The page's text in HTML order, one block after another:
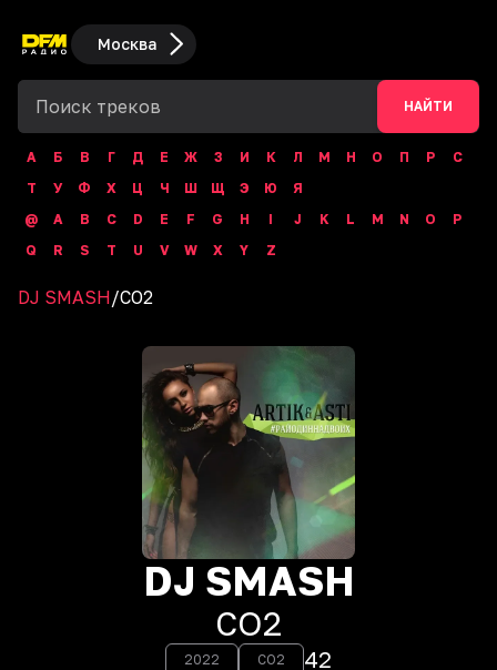
Москва
НАЙТИ
А Б В Г Д Е Ж З И К Л М Н О П Р
С
Т
У Ф Х Ц Ч Ш Щ Э Ю
Я
@
A B C D E F G H I J K L M N O
P
Q
R S T U V W X Y Z
DJ SMASH/CO2
DJ SMASH
CO2
2022 CO2 42